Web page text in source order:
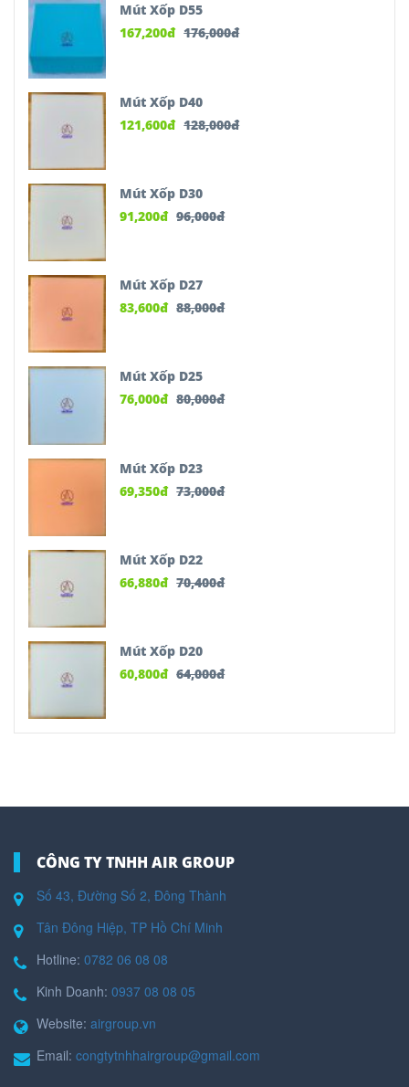
Mút Xốp D55
167,200đ 176,000đ
Mút Xốp D40
121,600đ 128,000đ
Mút Xốp D30
91,200đ 96,000đ
Mút Xốp D27
83,600đ 88,000đ
Mút Xốp D25
76,000đ 80,000đ
Mút Xốp D23
69,350đ 73,000đ
Mút Xốp D22
66,880đ 70,400đ
Mút Xốp D20
60,800đ 64,000đ
CÔNG TY TNHH AIR GROUP
Số 43, Đường Số 2, Đông Thành
Tân Đông Hiệp, TP Hồ Chí Minh
Hotline: 0782 06 08 08
Kinh Doanh: 0937 08 08 05
Website: airgroup.vn
Email: congtytnhhairgroup@gmail.com